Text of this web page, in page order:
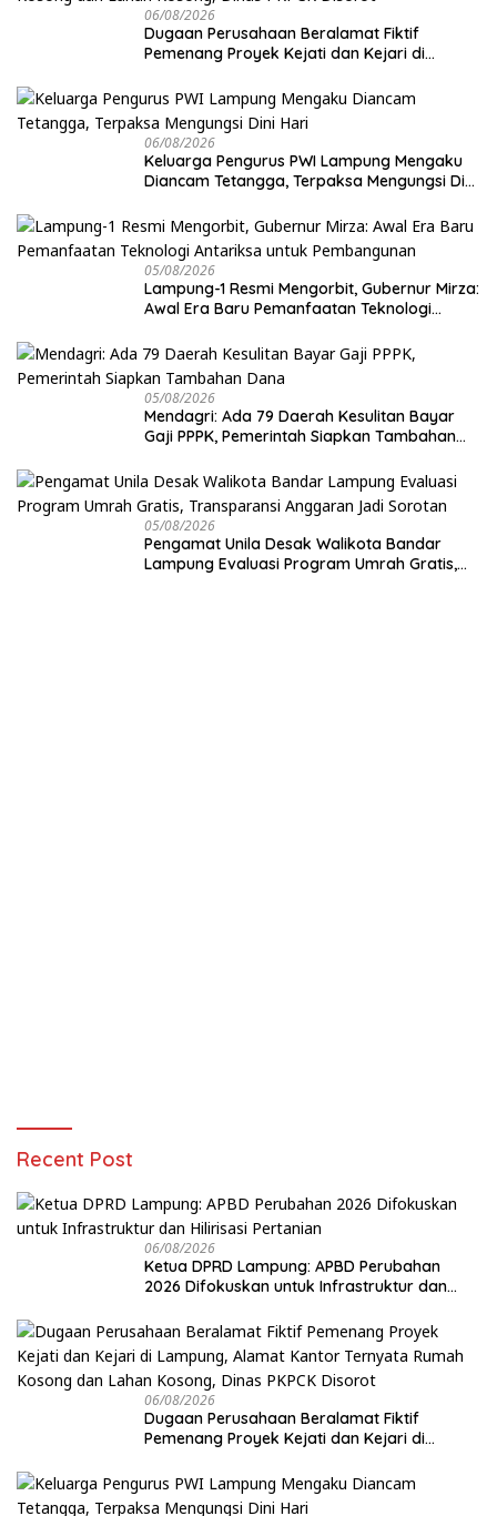
06/08/2026
Dugaan Perusahaan Beralamat Fiktif
Pemenang Proyek Kejati dan Kejari di
Kosong dan Lahan Kosong, Dinas PKPCK
Disorot
06/08/2026
Keluarga Pengurus PWI Lampung Mengaku
Diancam Tetangga, Terpaksa Mengungsi Dini
05/08/2026
Lampung-1 Resmi Mengorbit, Gubernur Mirza:
Awal Era Baru Pemanfaatan Teknologi
05/08/2026
Mendagri: Ada 79 Daerah Kesulitan Bayar
Gaji PPPK, Pemerintah Siapkan Tambahan
05/08/2026
Pengamat Unila Desak Walikota Bandar
Lampung Evaluasi Program Umrah Gratis,
Recent Post
06/08/2026
Ketua DPRD Lampung: APBD Perubahan
2026 Difokuskan untuk Infrastruktur dan
06/08/2026
Dugaan Perusahaan Beralamat Fiktif
Pemenang Proyek Kejati dan Kejari di
Kosong dan Lahan Kosong, Dinas PKPCK
Disorot